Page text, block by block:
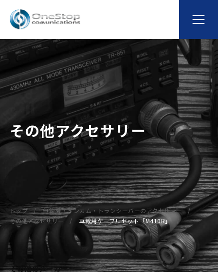
その他アクセサリー
トップ
無線機・インカム・トランシーバーのアクセサリー
その他アクセサリー
車載用ケーブルセット「M410R」
その他のメーカー